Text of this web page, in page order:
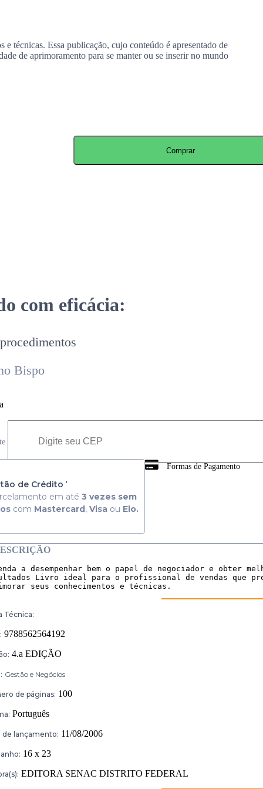
técnicas. Essa publicação, cujo conteúdo é apresentado de
de aprimoramento para se manter ou se inserir no mundo
Comprar
com eficácia:
Bispo
Formas de Pagamento
de Crédito '
em até 3 vezes sem
com Mastercard, Visa ou Elo.
a desempenhar bem o papel de negociador e obter
Livro ideal para o profissional de vendas que
seus conhecimentos e técnicas.
Técnica:
9788562564192
4.a EDIÇÃO
Gestão e Negócios
de páginas: 100
Português
de lançamento: 11/08/2006
16 x 23
EDITORA SENAC DISTRITO FEDERAL